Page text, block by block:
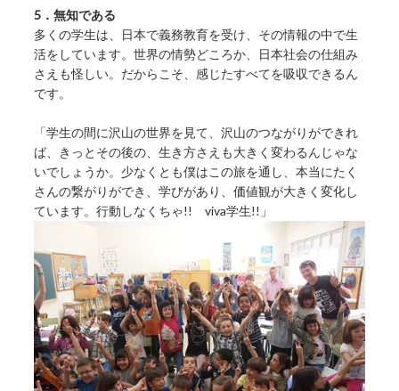
5．無知である
多くの学生は、日本で義務教育を受け、その情報の中で生
活をしています。世界の情勢どころか、日本社会の仕組み
さえも怪しい。だからこそ、感じたすべてを吸収できるん
です。
「学生の間に沢山の世界を見て、沢山のつながりができれ
ば、きっとその後の、生き方さえも大きく変わるんじゃな
いでしょうか。少なくとも僕はこの旅を通し、本当にたく
さんの繋がりができ、学びがあり、価値観が大きく変化し
ています。行動しなくちゃ!! viva学生!!」